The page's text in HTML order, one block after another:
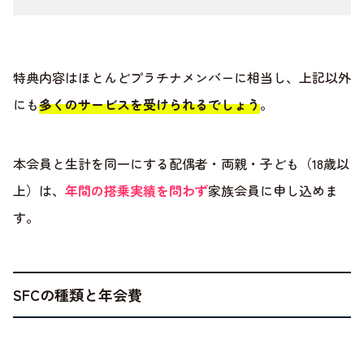
特典内容はほとんどプラチナメンバーに相当し、上記以外
にも多くのサービスを受けられるでしょう。
本会員と生計を同一にする配偶者・両親・子ども（18歳以
上）は、 年間の搭乗実績を問わず家族会員に申し込めま
す。
SFCの種類と年会費